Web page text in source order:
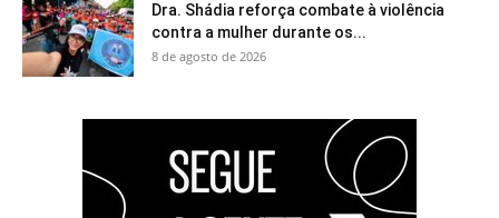
Dra. Shádia reforça combate à violência
contra a mulher durante os...
8 de agosto de 2026